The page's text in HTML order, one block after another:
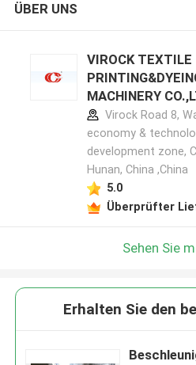
ÜBER UNS
VIROCK TEXTILE
MACHINERY
Herstellerprofil
Virock Road 8,
economy &
development zone,
Hunan, China ,China
5.0
Überprüfter
Sehen Sie
Erhalten Sie den